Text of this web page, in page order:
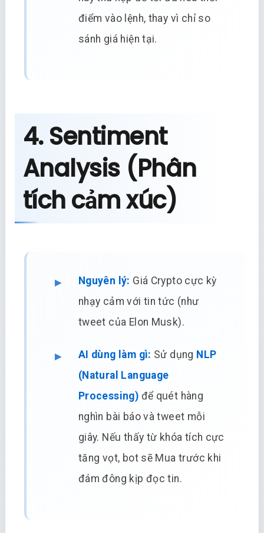
điểm vào lệnh, thay vì chỉ so
sánh giá hiện tại.
4. Sentiment
Analysis (Phân
tích cảm xúc)
Nguyên lý: Giá Crypto cực kỳ
nhạy cảm với tin tức (như
tweet của Elon Musk).
AI dùng làm gì: Sử dụng NLP
(Natural Language
Processing) để quét hàng
nghìn bài báo và tweet mỗi
giây. Nếu thấy từ khóa tích cực
tăng vọt, bot sẽ Mua trước khi
đám đông kịp đọc tin.